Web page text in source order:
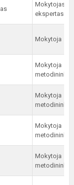
Mokytojas
ekspertas
Mokytoja
Mokytoja
metodininkė
Mokytoja
metodininkė
Mokytoja
metodininkė
Mokytoja
metodininkė